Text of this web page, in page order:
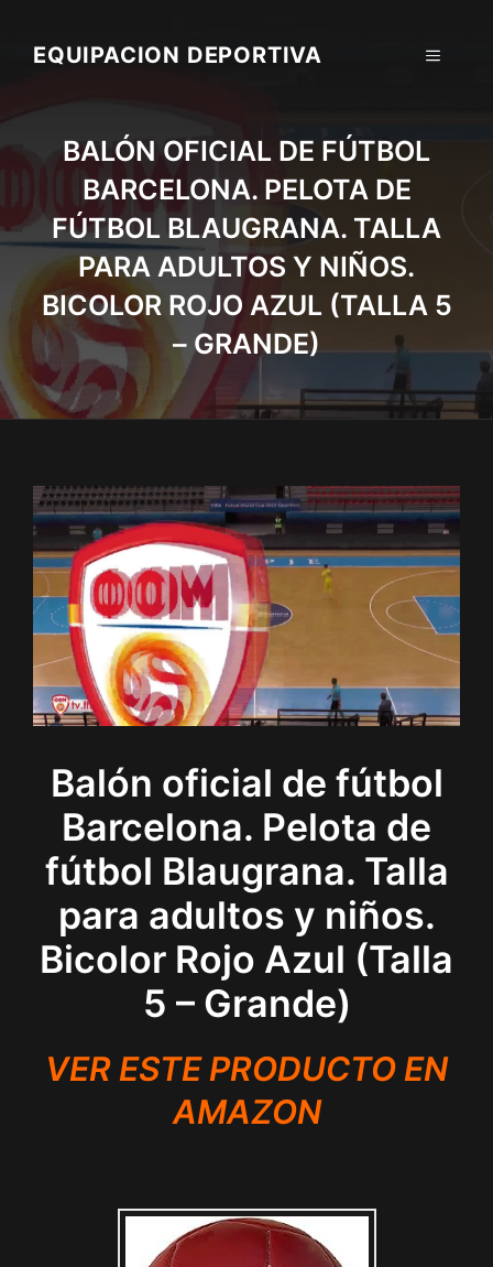
contentEQUIPACION DEPORTIVA MENU
BALÓN OFICIAL DE FÚTBOL
BARCELONA. PELOTA DE
FÚTBOL BLAUGRANA. TALLA
PARA ADULTOS Y NIÑOS.
BICOLOR ROJO AZUL (TALLA 5
– GRANDE)
Balón oficial de fútbol
Barcelona. Pelota de
fútbol Blaugrana. Talla
para adultos y niños.
Bicolor Rojo Azul (Talla
5 – Grande)
VER ESTE PRODUCTO EN
AMAZON